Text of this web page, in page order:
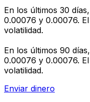
En los últimos 30
0.00076 y 0.00076.
volatilidad.
En los últimos 90
0.00076 y 0.00076.
volatilidad.
Enviar dinero